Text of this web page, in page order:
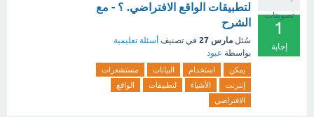
تصويتات
1
إجابة
لتطبيقات الواقع الافتراضي. ؟ - مع
الشرح
سُئل مارس 27 في تصنيف أسئلة تعليمية
بواسطة عبود
يمكن استخدام البيانات
مستشعرات
إنترنت
الأشياء لتطبيقات
الواقع
الافتراضي